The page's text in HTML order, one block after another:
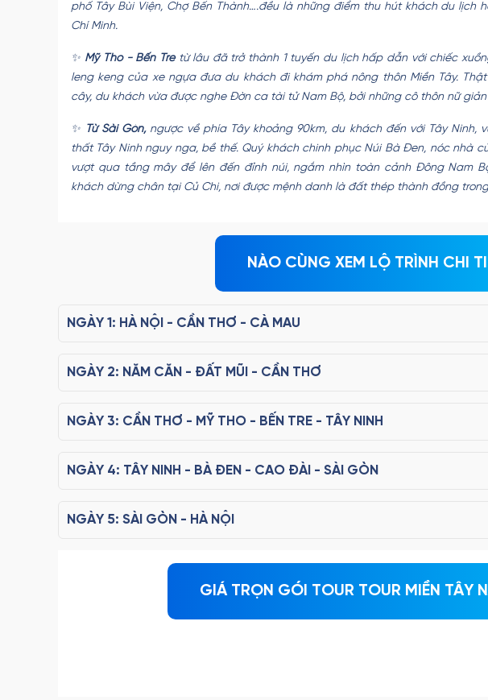
phố Tây Bùi Viện, Chợ Bến Thành….đều là những điểm thu hút khách du lịch
Chí Minh.
✨ Mỹ Tho - Bến Tretừ lâu đã trở thành 1 tuyến du lịch hấp dẫn với chiếc
leng keng của xe ngựa đưa du khách đi khám phá nông thôn Miền Tây.
cây, du khách vừa được nghe Đờn ca tài tử Nam Bộ, bởi những cô thôn nữ giản
✨ Từ Sài Gòn,ngược về phía Tây khoảng 90km, du khách đến với Tây Ninh,
thất Tây Ninh nguy nga, bề thế. Quý khách chinh phục Núi Bà Đen, nóc nhà
vượt qua tầng mây để lên đến đỉnh núi, ngắm nhìn toàn cảnh Đông Nam
khách dừng chân tại Củ Chi, nơi được mệnh danh là đất thép thành đồng
NÀO CÙNG XEM LỘ TRÌNH CHI
NGÀY 1: HÀ NỘI - CẦN THƠ - CÀ MAU
NGÀY 2: NĂM CĂN - ĐẤT MŨI - CẦN THƠ
NGÀY 3: CẦN THƠ - MỸ THO - BẾN TRE - TÂY NINH
NGÀY 4: TÂY NINH - BÀ ĐEN - CAO ĐÀI - SÀI GÒN
NGÀY 5: SÀI GÒN - HÀ NỘI
GIÁ TRỌN GÓI TOUR TOUR MIỀN TÂY